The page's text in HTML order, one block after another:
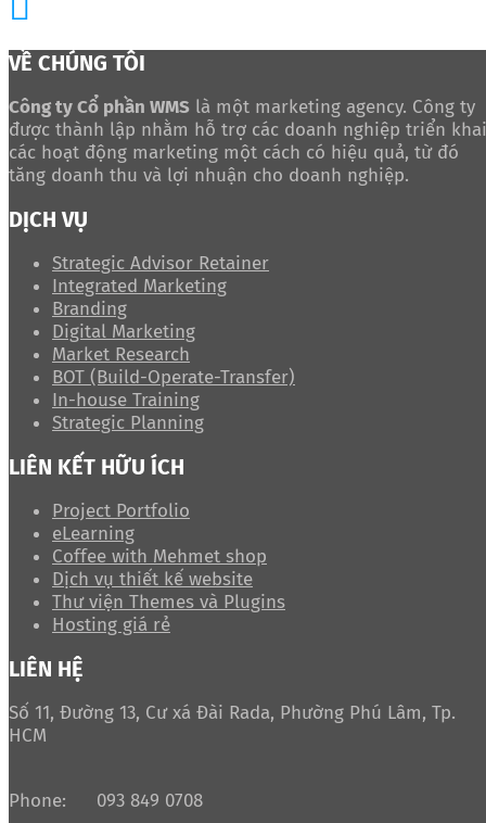
VỀ CHÚNG TÔI
Công ty Cổ phần WMS là một marketing agency. Công ty
được thành lập nhằm hỗ trợ các doanh nghiệp triển khai
các hoạt động marketing một cách có hiệu quả, từ đó
tăng doanh thu và lợi nhuận cho doanh nghiệp.
DỊCH VỤ
Strategic Advisor Retainer
Integrated Marketing
Branding
Digital Marketing
Market Research
BOT (Build-Operate-Transfer)
In-house Training
Strategic Planning
LIÊN KẾT HỮU ÍCH
Project Portfolio
eLearning
Coffee with Mehmet shop
Dịch vụ thiết kế website
Thư viện Themes và Plugins
Hosting giá rẻ
LIÊN HỆ
Số 11, Đường 13, Cư xá Đài Rada, Phường Phú Lâm, Tp.
HCM
Phone: 093 849 0708